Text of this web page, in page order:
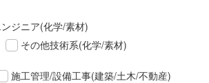
ジニア(化学/素材)
その他技術系(化学/素材)
施工管理/設備工事(建築/土木/不動産)